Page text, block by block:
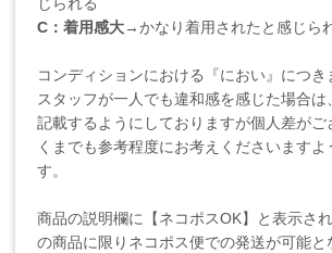
C：着用感大→かなり着用されたと感じら
コンディションにおける『におい』につ
スタッフが一人でも違和感を感じた場合は、
記載するようにしておりますが個人差がご
くまでも参考程度にお考えくださいますよ
す。
商品の説明欄に【ネコポスOK】と表示さ
の商品に限りネコポス便での発送が可能と